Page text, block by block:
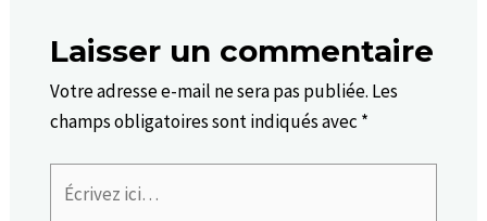
Laisser un commentaire
Votre adresse e-mail ne sera pas publiée. Les
champs obligatoires sont indiqués avec *
Écrivez
ici…